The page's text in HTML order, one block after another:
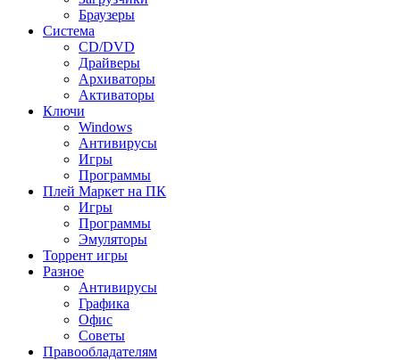
Браузеры
Система
CD/DVD
Драйверы
Архиваторы
Активаторы
Ключи
Windows
Антивирусы
Игры
Программы
Плей Маркет на ПК
Игры
Программы
Эмуляторы
Торрент игры
Разное
Антивирусы
Графика
Офис
Советы
Правообладателям